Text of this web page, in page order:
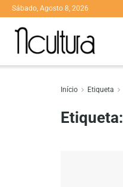
Sábado, Agosto 8, 2026
Início Etiqueta
Etiqueta: